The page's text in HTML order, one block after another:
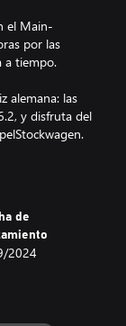
el Main-
por las
a tiempo.
alemana: las
y disfruta del
de
2024